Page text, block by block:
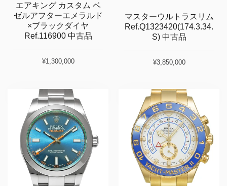
エアキング カスタム ベ
ゼルアフターエメラルド
×ブラックダイヤ
Ref.116900 中古品
¥1,300,000
マスターウルトラスリム
Ref.Q1323420(174.3.34.
S) 中古品
¥3,850,000